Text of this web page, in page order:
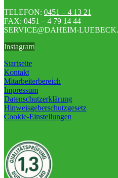
TELEFON: 0451 – 4 13 21
FAX: 0451 – 4 79 14 44
SERVICE@DAHEIM-
Instagram
Startseite
Kontakt
Mitarbeiterbereich
Impressum
Datenschutzerklärung
Hinweisgeberschutzgesetz
Cookie-Einstellungen